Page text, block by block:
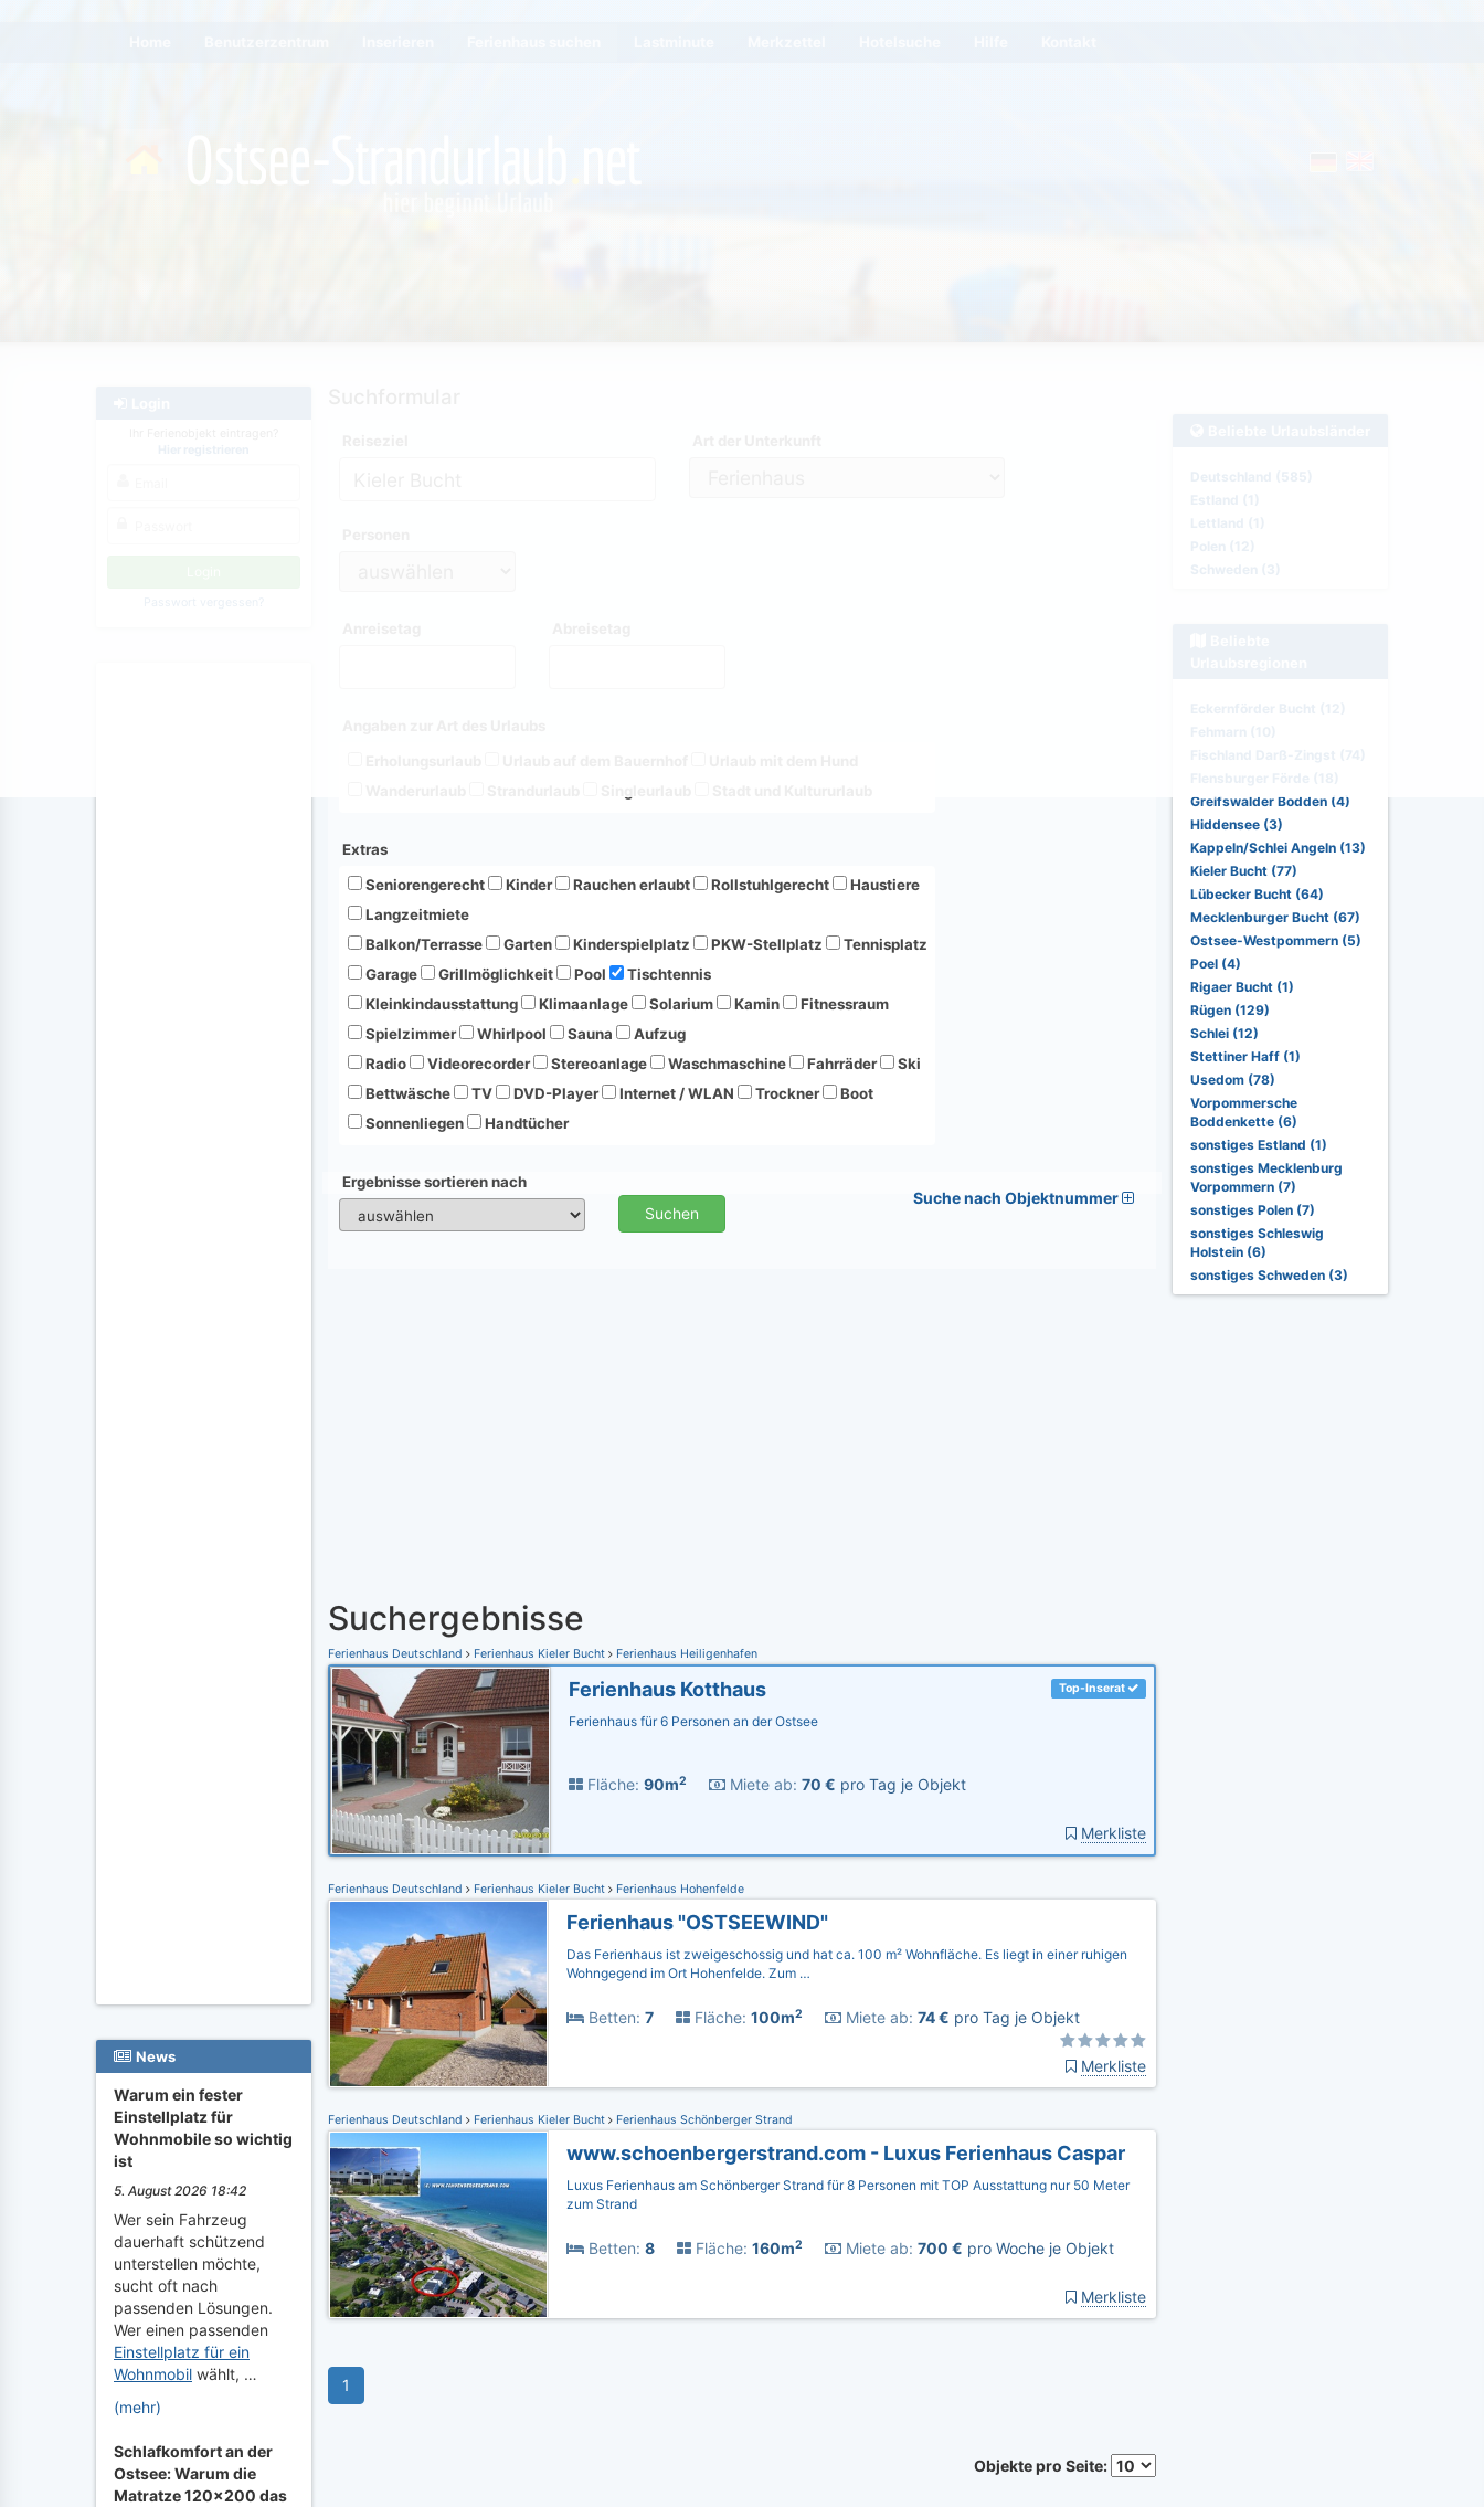
News
Warum ein fester
Einstellplatz für
Wohnmobile so wichtig
ist
5. August 2026 18:42
Wer sein Fahrzeug
dauerhaft schützend
unterstellen möchte,
sucht oft nach
passenden Lösungen.
Wer einen passenden
Einstellplatz für ein
Wohnmobil wählt, …
(mehr)
Schlafkomfort an der
Ostsee: Warum die
Matratze 120x200 das
Extras
Seniorengerecht
Kinder Rauchen erlaubt Rollstuhlgerecht
Haustiere
Langzeitmiete
Balkon/Terrasse
Garten Kinderspielplatz PKW-Stellplatz
Tennisplatz
Garage
Grillmöglichkeit Pool
Tischtennis
Kleinkindausstattung
Klimaanlage Solarium Kamin
Fitnessraum
Spielzimmer
Whirlpool Sauna
Aufzug
Radio
Videorecorder Stereoanlage Waschmaschine Fahrräder
Ski
Bettwäsche
TV DVD-Player Internet / WLAN Trockner
Boot
Sonnenliegen
Handtücher
Ergebnisse sortieren nach
Suchen
Suche nach Objektnummer
Suchergebnisse
Ferienhaus Deutschland Ferienhaus Kieler Bucht Ferienhaus Heiligenhafen
Top-Inserat
Ferienhaus Kotthaus
Ferienhaus für 6 Personen an der Ostsee
Fläche: 90m2 Miete ab: 70 € pro Tag je Objekt
Merkliste
Ferienhaus Deutschland Ferienhaus Kieler Bucht Ferienhaus Hohenfelde
Ferienhaus "OSTSEEWIND"
Das Ferienhaus ist zweigeschossig und hat ca. 100 m² Wohnfläche. Es liegt in einer ruhigen
Wohngegend im Ort Hohenfelde. Zum …
Betten: 7 Fläche: 100m2 Miete ab: 74 € pro Tag je Objekt
Merkliste
Ferienhaus Deutschland Ferienhaus Kieler Bucht Ferienhaus Schönberger Strand
www.schoenbergerstrand.com - Luxus Ferienhaus Caspar
Luxus Ferienhaus am Schönberger Strand für 8 Personen mit TOP Ausstattung nur 50 Meter
zum Strand
Betten: 8 Fläche: 160m2 Miete ab: 700 € pro Woche je Objekt
Merkliste
1
Objekte pro Seite:
Greifswalder Bodden (4)
Hiddensee (3)
Kappeln/Schlei Angeln (13)
Kieler Bucht (77)
Lübecker Bucht (64)
Mecklenburger Bucht (67)
Ostsee-Westpommern (5)
Poel (4)
Rigaer Bucht (1)
Rügen (129)
Schlei (12)
Stettiner Haff (1)
Usedom (78)
Vorpommersche
Boddenkette (6)
sonstiges Estland (1)
sonstiges Mecklenburg
Vorpommern (7)
sonstiges Polen (7)
sonstiges Schleswig
Holstein (6)
sonstiges Schweden (3)